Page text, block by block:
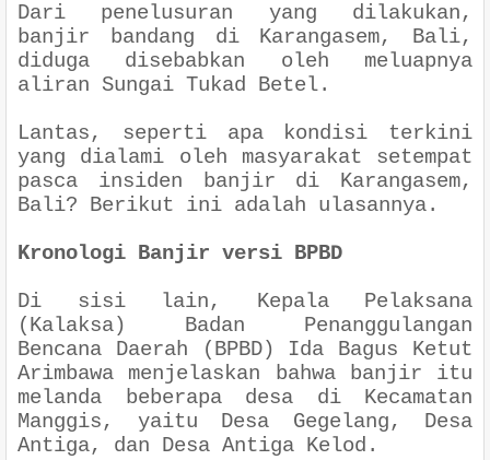
Dari penelusuran yang dilakukan,
banjir bandang di Karangasem, Bali,
diduga disebabkan oleh meluapnya
aliran Sungai Tukad Betel.
Lantas, seperti apa kondisi terkini
yang dialami oleh masyarakat setempat
pasca insiden banjir di Karangasem,
Bali? Berikut ini adalah ulasannya.
Kronologi Banjir versi BPBD
Di sisi lain, Kepala Pelaksana
(Kalaksa) Badan Penanggulangan
Bencana Daerah (BPBD) Ida Bagus Ketut
Arimbawa menjelaskan bahwa banjir itu
melanda beberapa desa di Kecamatan
Manggis, yaitu Desa Gegelang, Desa
Antiga, dan Desa Antiga Kelod.